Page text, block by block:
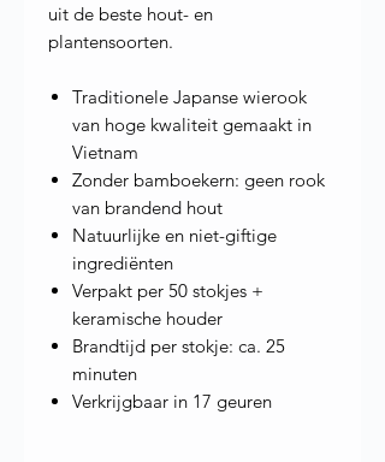
uit de beste hout- en
plantensoorten.
Traditionele Japanse wierook
van hoge kwaliteit gemaakt in
Vietnam
Zonder bamboekern: geen rook
van brandend hout
Natuurlijke en niet-giftige
ingrediënten
Verpakt per 50 stokjes +
keramische houder
Brandtijd per stokje: ca. 25
minuten
Verkrijgbaar in 17 geuren